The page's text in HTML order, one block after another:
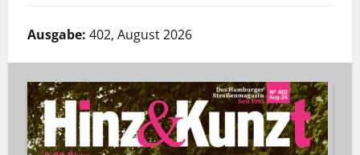
Ausgabe: 402, August 2026